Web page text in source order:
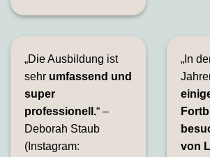
„Die Ausbildung ist
sehr umfassend und
super
professionell.“ –
Deborah Staub
(Instagram:
„In
von